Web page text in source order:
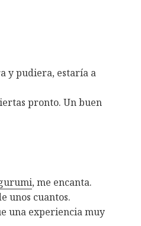
y pudiera, estaría a
pronto. Un buen
, me encanta.
unos cuantos.
una experiencia muy